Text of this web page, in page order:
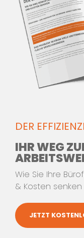
LIEFERUNG
MÖBLIERUNG
AUSFÜHRUNG
UMSETZUNG
DER
IHR WEG
Wie Sie Ihre
& Kosten senken
JETZT